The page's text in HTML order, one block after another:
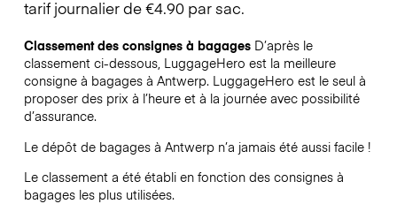
tarif journalier de €4.90 par sac.
Classement des consignes à bagages D’après le
classement ci-dessous, LuggageHero est la meilleure
consigne à bagages à Antwerp. LuggageHero est le seul à
proposer des prix à l’heure et à la journée avec possibilité
d’assurance.
Le dépôt de bagages à Antwerpn’a jamais été aussi facile !
Le classement a été établi en fonction des consignes à
bagages les plus utilisées.